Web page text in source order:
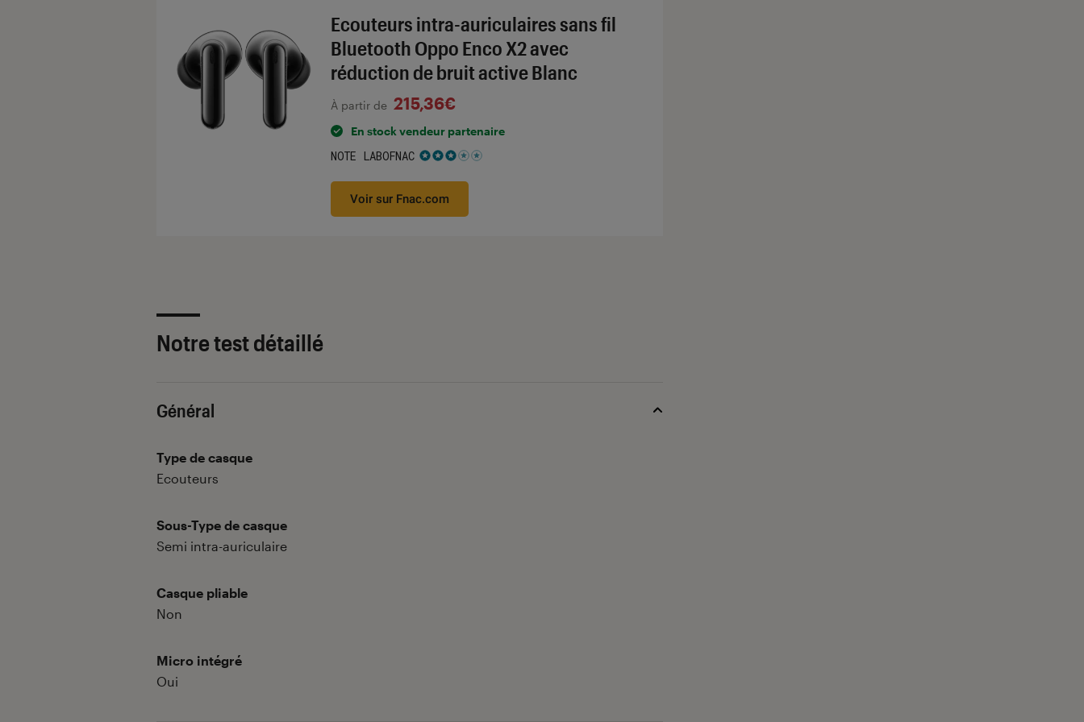
Ecouteurs intra-auriculaires sans fil
Bluetooth Oppo Enco X2 avec
réduction de bruit active Blanc
À partir de 215,36€
En stock vendeur partenaire
NOTE LABOFNAC
Noté 3 étoiles sur 5
Voir sur Fnac.com
Notre test détaillé
Général
Type de casque
Ecouteurs
Sous-Type de casque
Semi intra-auriculaire
Casque pliable
Non
Micro intégré
Oui